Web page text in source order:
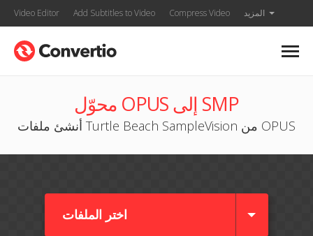
Video Editor Add Subtitles to Video Compress Video المزيد
محوّل OPUS إلى SMP
أنشئ ملفات Turtle Beach SampleVision من OPUS
اختر الملفات